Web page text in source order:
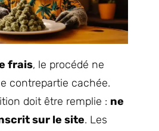
frais, le procédé ne
contrepartie cachée.
doit être remplie : ne
sur le site. Les